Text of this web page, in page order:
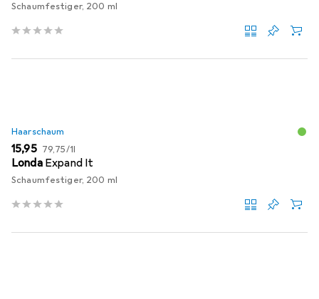
Schaumfestiger, 200 ml
Haarschaum
EUR
15,95 EUR
79,75/1l
Londa Expand It
Schaumfestiger, 200 ml